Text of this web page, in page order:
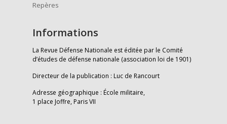
Repères
Informations
La Revue Défense Nationale est éditée par le Comité
d’études de défense nationale (association loi de 1901)
Directeur de la publication : Luc de Rancourt
Adresse géographique : École militaire,
1 place Joffre, Paris VII